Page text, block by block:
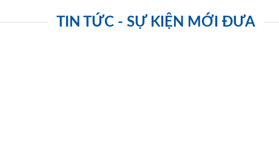
TIN TỨC - SỰ KIỆN MỚI ĐƯA